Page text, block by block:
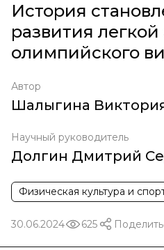
История
развития легкой
олимпийского
Автор
Шалыгина
Научный руководитель
Долгин Дмитрий
Физическая культура и
30.06.2024 625